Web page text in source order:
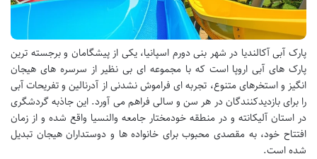
پارک آبی آکالندیا در شهر بنی دورم اسپانیا، یکی از پیشگامان و برجسته ترین
پارک های آبی اروپا است که با مجموعه ای بی نظیر از سرسره های هیجان
انگیز و استخرهای متنوع، تجربه ای فراموش نشدنی از آدرنالین و تفریحات آبی
را برای بازدیدکنندگان در هر سن و سالی فراهم می آورد. این جاذبه گردشگری
در استان آلیکانته و در منطقه خودمختار جامعه والنسیا واقع شده و از زمان
افتتاح خود، به مقصدی محبوب برای خانواده ها و دوستداران هیجان تبدیل
شده است.